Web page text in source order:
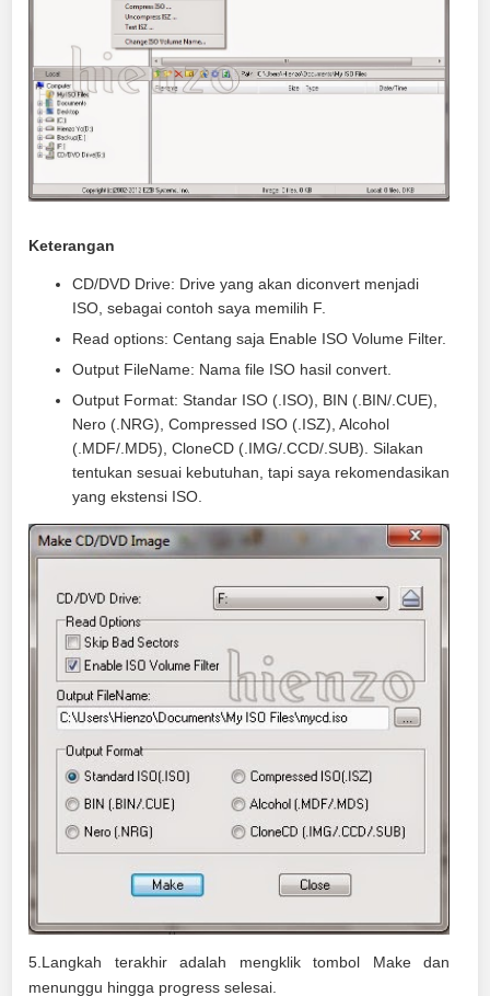
Keterangan
CD/DVD Drive: Drive yang akan diconvert menjadi
ISO, sebagai contoh saya memilih F.
Read options: Centang saja Enable ISO Volume Filter.
Output FileName: Nama file ISO hasil convert.
Output Format: Standar ISO (.ISO), BIN (.BIN/.CUE),
Nero (.NRG), Compressed ISO (.ISZ), Alcohol
(.MDF/.MD5), CloneCD (.IMG/.CCD/.SUB). Silakan
tentukan sesuai kebutuhan, tapi saya rekomendasikan
yang ekstensi ISO.
5.Langkah terakhir adalah mengklik tombol Make dan
menunggu hingga progress selesai.